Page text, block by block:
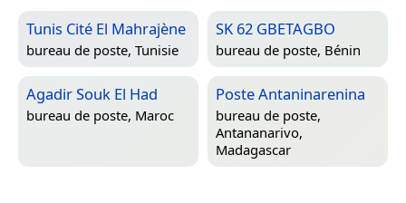
Tunis Cité El Mahrajène
bureau de poste, Tunisie
SK 62 GBETAGBO
bureau de poste, Bénin
Agadir Souk El Had
bureau de poste, Maroc
Poste Antaninarenina
bureau de poste,
Antananarivo,
Madagascar